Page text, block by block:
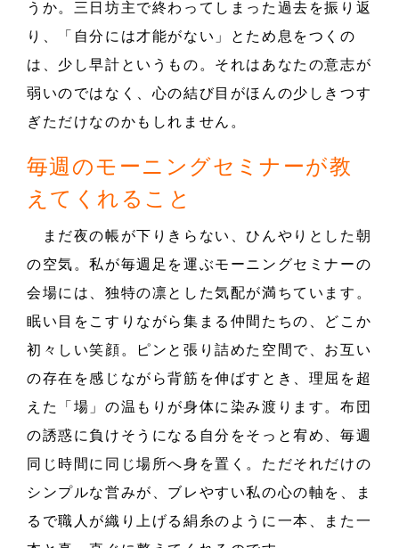
うか。三日坊主で終わってしまった過去を振り返
り、「自分には才能がない」とため息をつくの
は、少し早計というもの。それはあなたの意志が
弱いのではなく、心の結び目がほんの少しきつす
ぎただけなのかもしれません。
毎週のモーニングセミナーが教
えてくれること
まだ夜の帳が下りきらない、ひんやりとした朝
の空気。私が毎週足を運ぶモーニングセミナーの
会場には、独特の凛とした気配が満ちています。
眠い目をこすりながら集まる仲間たちの、どこか
初々しい笑顔。ピンと張り詰めた空間で、お互い
の存在を感じながら背筋を伸ばすとき、理屈を超
えた「場」の温もりが身体に染み渡ります。布団
の誘惑に負けそうになる自分をそっと宥め、毎週
同じ時間に同じ場所へ身を置く。ただそれだけの
シンプルな営みが、ブレやすい私の心の軸を、ま
るで職人が織り上げる絹糸のように一本、また一